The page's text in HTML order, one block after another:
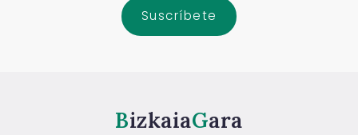
Suscríbete
Bizkaia Gara